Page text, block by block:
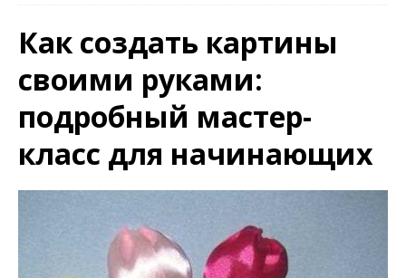
Как создать картины
своими руками:
подробный мастер-
класс для начинающих